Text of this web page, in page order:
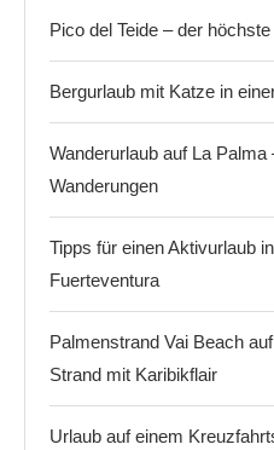
Pico del Teide – der
Bergurlaub mit Katze in
Wanderurlaub auf La
Wanderungen
Tipps für einen Aktivurlaub
Fuerteventura
Palmenstrand Vai Beach
Strand mit Karibikflair
Urlaub auf einem